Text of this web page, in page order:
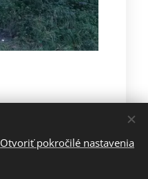
Otvoriť pokročilé nastavenia